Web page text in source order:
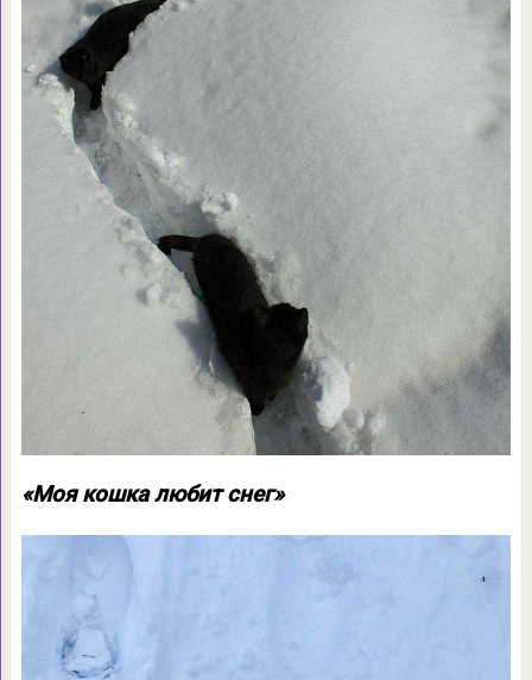
«Моя кошка любит снег»